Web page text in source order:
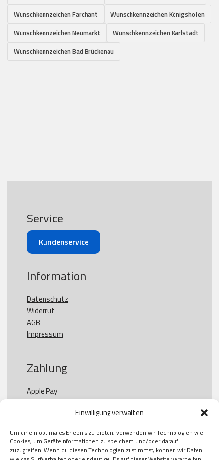
Einwilligung verwalten
Um dir ein optimales Erlebnis zu bieten, verwenden wir Technologien wie
Cookies, um Geräteinformationen zu speichern und/oder darauf
zuzugreifen. Wenn du diesen Technologien zustimmst, können wir Daten
Wunschkennzeichen Farchant
Wunschkennzeichen Königshofen
Wunschkennzeichen Neumarkt
Wunschkennzeichen Karlstadt
Wunschkennzeichen Bad Brückenau
Service
Kundenservice
Information
Datenschutz
Widerruf
AGB
Impressum
Zahlung
Apple Pay
Paypal
Kauf auf Rechung
Klarna